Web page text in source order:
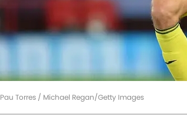
Pau Torres / Michael Regan/Getty Images